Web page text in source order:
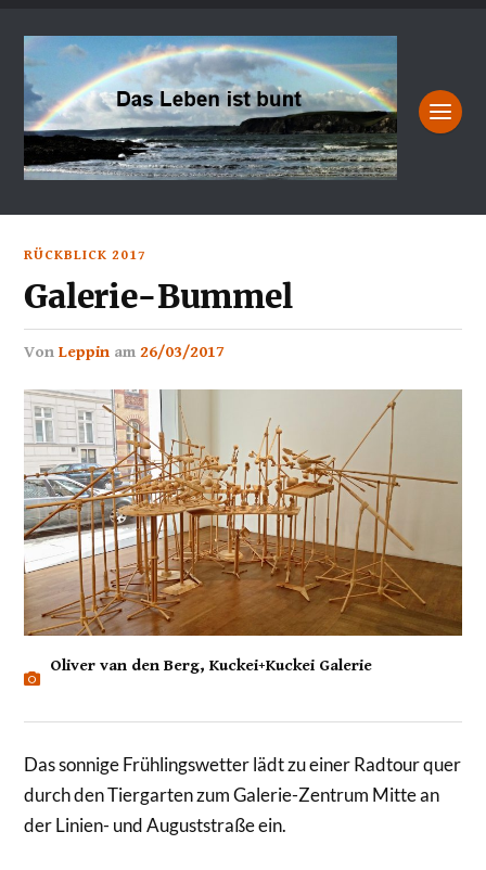
RÜCKBLICK 2017
Galerie-Bummel
vonLeppin am26/03/2017
Oliver van den Berg, Kuckei+Kuckei Galerie
Das sonnige Frühlingswetter lädt zu einer Radtour quer
durch den Tiergarten zum Galerie-Zentrum Mitte an
der Linien- und Auguststraße ein.